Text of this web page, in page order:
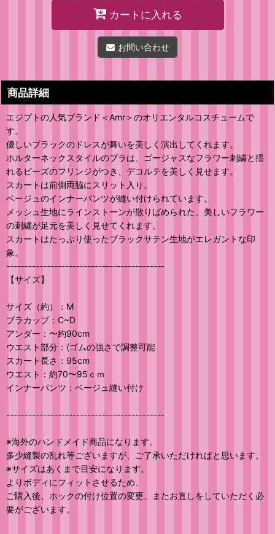
カートに入れる
お問い合わせ
商品詳細
エジプトの人気ブランド＜Amr＞のオリエンタルコスチュームで
す。
優しいブラックのドレスが舞いを美しく演出してくれます。
ホルターネックスタイルのブラは、ゴージャスなフラワー刺繍と揺
れるビーズのフリンジがつき、デコルテを美しく見せます。
スカートは前側両脇にスリット入り。
ベージュのインナーパンツが縫い付けられています。
メッシュ生地にラインストーンが散りばめられた、美しいフラワー
の刺繍が足元を美しく見せてくれます。
スカートはたっぷり使ったブラックサテン生地がエレガントな印
象。
-------------------------------------------
【サイズ】
サイズ（約）：M
ブラカップ：C~D
アンダー：〜約90cm
ウエスト部分：(ゴムの強さで調整可能
スカート長さ：95cm
ウエスト：約70〜95ｃｍ
インナーパンツ：ベージュ縫い付け
-------------------------------------------
※海外のハンドメイド商品になります。
多少縫製の乱れ等ございますが、ご了承いただければと思います。
※サイズはあくまで目安になります。
よりボディにフィットさせるため、
ご購入後、ホックの付け位置の変更、またお直しをしていただく必
要がございます。